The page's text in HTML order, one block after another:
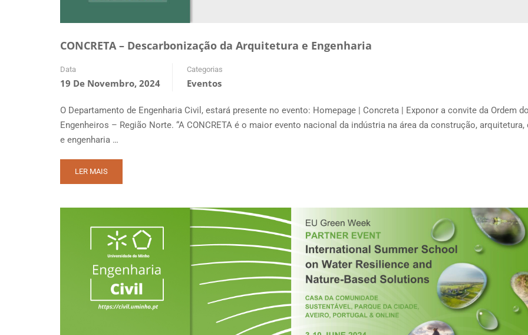
CONCRETA – Descarbonização da Arquitetura e Engenharia
Data
19 De Novembro, 2024
Categorias
Eventos
O Departamento de Engenharia Civil, estará presente no evento: Homepage | Concreta | Exponor a convite da Ordem
Engenheiros – Região Norte. “A CONCRETA é o maior evento nacional da indústria na área da construção, arquitetura,
e engenharia …
READ
MORE
CONCRETA
DESCARBONIZAÇÃO
ARQUITETURA
ENGENHARIA
LER MAIS